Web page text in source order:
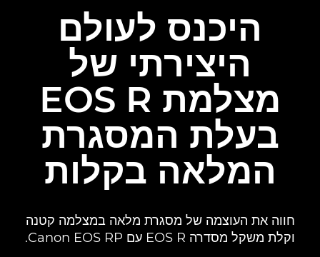
היכנס לעולם
היצירתי של
מצלמת EOS R
בעלת המסגרת
המלאה בקלות
חווה את העוצמה של מסגרת מלאה במצלמה קטנה
וקלת משקל מסדרה EOS R עם Canon EOS RP.